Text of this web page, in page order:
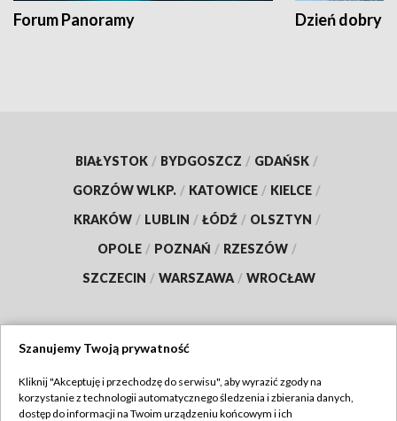
Forum Panoramy Dzień dobry
BIAŁYSTOK / BYDGOSZCZ / GDAŃSK /
GORZÓW WLKP. / KATOWICE / KIELCE /
KRAKÓW / LUBLIN / ŁÓDŹ / OLSZTYN /
OPOLE / POZNAŃ / RZESZÓW /
SZCZECIN / WARSZAWA / WROCŁAW
TVP
Szanujemy Twoją prywatność
Kliknij "Akceptuję i przechodzę do serwisu", aby wyrazić zgody na
korzystanie z technologii automatycznego śledzenia i zbierania danych,
dostęp do informacji na Twoim urządzeniu końcowym i ich